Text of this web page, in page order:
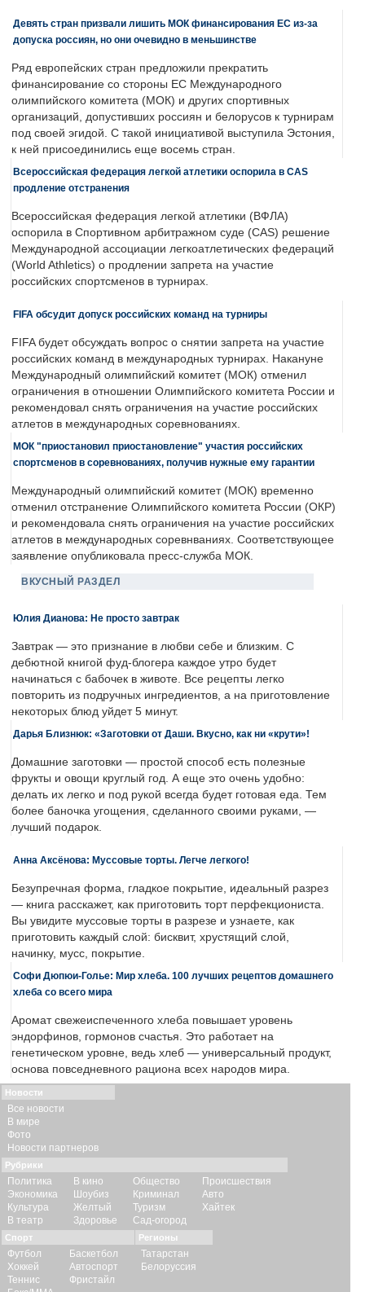
Девять стран призвали лишить МОК финансирования ЕС из-за
допуска россиян, но они очевидно в меньшинстве
Ряд европейских стран предложили прекратить
финансирование со стороны ЕС Международного
олимпийского комитета (МОК) и других спортивных
организаций, допустивших россиян и белорусов к турнирам
под своей эгидой. С такой инициативой выступила Эстония,
к ней присоединились еще восемь стран.
Всероссийская федерация легкой атлетики оспорила в CAS
продление отстранения
Всероссийская федерация легкой атлетики (ВФЛА)
оспорила в Спортивном арбитражном суде (CAS) решение
Международной ассоциации легкоатлетических федераций
(World Athletics) о продлении запрета на участие
российских спортсменов в турнирах.
FIFA обсудит допуск российских команд на турниры
FIFA будет обсуждать вопрос о снятии запрета на участие
российских команд в международных турнирах. Накануне
Международный олимпийский комитет (МОК) отменил
ограничения в отношении Олимпийского комитета России и
рекомендовал снять ограничения на участие российских
атлетов в международных соревнованиях.
МОК "приостановил приостановление" участия российских
спортсменов в соревнованиях, получив нужные ему гарантии
Международный олимпийский комитет (МОК) временно
отменил отстранение Олимпийского комитета России (ОКР)
и рекомендовала снять ограничения на участие российских
атлетов в международных соревнваниях. Соответствующее
заявление опубликовала пресс-служба МОК.
ВКУСНЫЙ РАЗДЕЛ
Юлия Дианова: Не просто завтрак
Завтрак — это признание в любви себе и близким. С
дебютной книгой фуд-блогера каждое утро будет
начинаться с бабочек в животе. Все рецепты легко
повторить из подручных ингредиентов, а на приготовление
некоторых блюд уйдет 5 минут.
Дарья Близнюк: «Заготовки от Даши. Вкусно, как ни «крути»!
Домашние заготовки — простой способ есть полезные
фрукты и овощи круглый год. А еще это очень удобно:
делать их легко и под рукой всегда будет готовая еда. Тем
более баночка угощения, сделанного своими руками, —
лучший подарок.
Анна Аксёнова: Муссовые торты. Легче легкого!
Безупречная форма, гладкое покрытие, идеальный разрез
— книга расскажет, как приготовить торт перфекциониста.
Вы увидите муссовые торты в разрезе и узнаете, как
приготовить каждый слой: бисквит, хрустящий слой,
начинку, мусс, покрытие.
Софи Дюпюи-Голье: Мир хлеба. 100 лучших рецептов домашнего
хлеба со всего мира
Аромат свежеиспеченного хлеба повышает уровень
эндорфинов, гормонов счастья. Это работает на
генетическом уровне, ведь хлеб — универсальный продукт,
основа повседневного рациона всех народов мира.
Новости
Все новости
В мире
Фото
Новости партнеров
Рубрики
Политика
Экономика
Культура
В театр
В кино
Шоубиз
Желтый
Здоровье
Общество
Криминал
Туризм
Сад-огород
Происшествия
Авто
Хайтек
Спорт
Футбол
Хоккей
Теннис
Баскетбол
Автоспорт
Фристайл
Регионы
Татарстан
Белоруссия